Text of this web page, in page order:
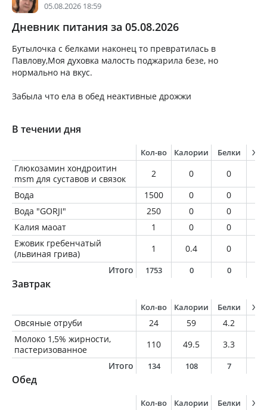
05.08.2026 18:59
Дневник питания за 05.08.2026
Бутылочка с белками наконец то превратилась в
Павлову,Моя духовка малость поджарила безе, но
нормально на вкус.
Забыла что ела в обед неактивные дрожжи
В течении дня
Кол-во Калории Белки
Глюкозамин хондроитин
msm для суставов и связок
2 0 0
Вода
1500 0 0
Вода "GORJI"
250 0 0
Калия маоат
1 0 0
Ежовик гребенчатый
(львиная грива)
1 0.4 0
Итого
1753 0 0
Завтрак
Кол-во Калории Белки
Овсяные отруби 24 59 4.2
Молоко 1,5% жирности,
пастеризованное
110 49.5 3.3
Итого
134 108 7
Обед
Кол-во Калории Белки